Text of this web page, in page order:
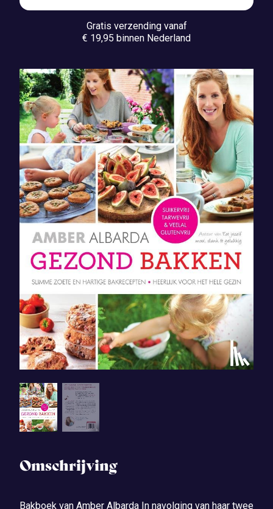
Omschrijving
Bakboek van Amber Albarda In navolging van haar twee
Gratis verzending vanaf
€ 19,95 binnen Nederland